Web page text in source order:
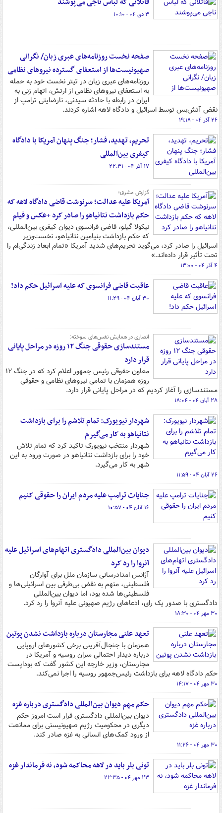
۳ دی ۰۴ - ۱۰:۱۰
صفحه نخست روزنامه‌های عبری زبان/ نگرانی
صهیونیست‌ها از استعفای گسترده نیروهای نظامی
روزنامه‌های عبری زبان در تیتر نخست خود به حمله
به استعفای نیروهای نظامی از ارتش، اتهام زنی به
ایران در رابطه با حادثه سیدنی، نارضایتی ترامپ از
نقض آتش‌بس توسط اسرائیل و دادگاه لاهه اشاره کردند.
۲۶ آذر ۰۴ - ۱۹:۱۸
تحریم، تهدید، فشار؛ جنگ پنهان آمریکا با دادگاه
کیفری بین‌المللی
۱۷ آذر ۰۴ - ۲۲:۳۱
گزارش مشرق؛
آمریکا علیه عدالت؛ سرنوشت قاضی‌ دادگاه لاهه که
حکم بازداشت نتانیاهو را صادر کرد +عکس و فیلم
نیکولا گیلو، قاضی فرانسوی دیوان کیفری بین‌المللی،
که حکم بازداشت بنیامین نتانیاهو، نخست‌وزیر
اسرائیل را صادر کرد، می‌گوید تحریم‌های شدید آمریکا «تمام ابعاد زندگی‌ام را
تحت تأثیر قرار داده‌اند.»
۴ آذر ۰۴ - ۱۳:۰۰
عاقبت قاضی فرانسوی که علیه اسرائیل حکم داد!
۳۰ آبان ۰۴ - ۱۱:۲۹
انصاری در همایش نفس‌های سوخته:
مستندسازی حقوقی جنگ ۱۲ روزه در مراحل پایانی
قرار دارد
معاون حقوقی رئیس جمهور اعلام کرد که در جنگ ۱۲
روزه همزمان با تمامی نیروهای نظامی و حقوقی
مستندسازی را آغاز کردیم که در مراحل پایانی قرار دارد.
۲۸ آبان ۰۴ - ۱۸:۰۴
شهردار نیویورک: تمام تلاشم را برای بازداشت
نتانیاهو به کار می‌گیرم
شهردار منتخب نیویورک تاکید کرد که تمام تلاش
خود را برای بازداشت نتانیاهو در صورت ورود به این
شهر به کار می‌گیرد.
۲۶ آبان ۰۴ - ۱۱:۵۹
جنایات ترامپ علیه مردم ایران را حقوقی کنیم
۱۶ آبان ۰۴ - ۱۰:۵۷
دیوان بین‌المللی دادگستری اتهام‌های اسرائیل علیه
آنروا را رد کرد
آژانس امدادرسانی سازمان ملل برای آوارگان
فلسطینی، متهم به نقض بی‌طرفی بین اسرائیلی‌ها و
فلسطینی‌ها شده بود، اما دیوان بین‌المللی
دادگستری با صدور یک رای، ادعاهای رژیم صهیونی علیه آنروا را رد کرد.
۳۰ مهر ۰۴ - ۱۸:۳۰
تعهد علنی مجارستان درباره بازداشت نشدن پوتین
همزمان با جنجال‌آفرینی برخی کشورهای اروپایی
درباره دیدار احتمالی سران روسیه و آمریکا در
مجارستان، وزیر خارجه این کشور گفت که بوداپست
حکم دادگاه لاهه برای بازداشت رئیس‌جمهور روسیه را اجرا نمی‌کند.
۳۰ مهر ۰۴ - ۱۴:۱۷
حکم مهم دیوان بین‌المللی دادگستری درباره غزه
دیوان بین‌المللی دادگستری قرار است امروز حکم
دیگری در محکومیت رژیم صهیونیستی برای ممانعت
از ورود کمک‌های انسانی به غزه صادر کند.
۳۰ مهر ۰۴ - ۱۱:۲۶
تونی بلر باید در لاهه محاکمه شود، نه فرماندار غزه
۲۳ مهر ۰۴ - ۲۲:۳۵